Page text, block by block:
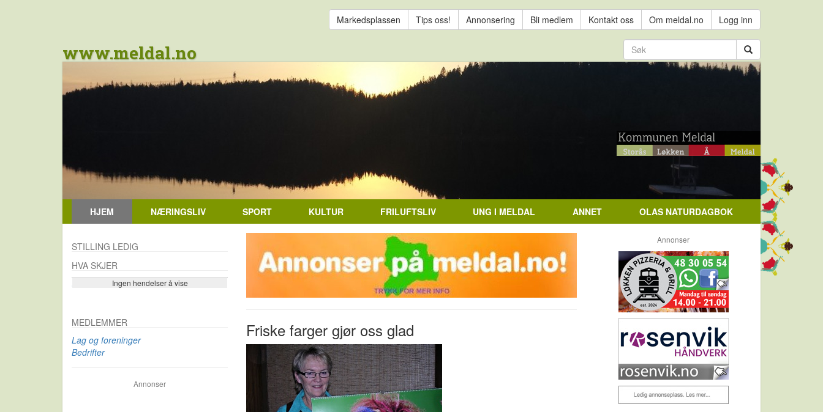
Markedsplassen Tips oss! Annonsering Bli medlem Kontakt oss Om meldal.no Logg inn
www.meldal.no
HJEM NÆRINGSLIV SPORT KULTUR FRILUFTSLIV UNG I MELDAL ANNET OLAS NATURDAGBOK
Friske farger gjør oss glad
STILLING LEDIG
HVA SKJER
Ingen hendelser å vise
Se flere…
MEDLEMMER
Lag og foreninger
Bedrifter
Annonser
Annonser